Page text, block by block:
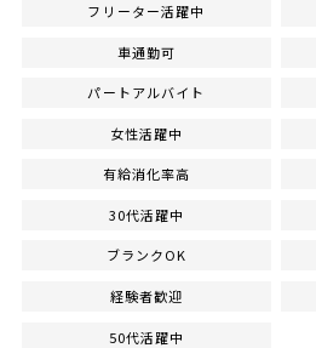
フリーター活躍中
車通勤可
パートアルバイト
女性活躍中
有給消化率高
30代活躍中
ブランクOK
経験者歓迎
50代活躍中